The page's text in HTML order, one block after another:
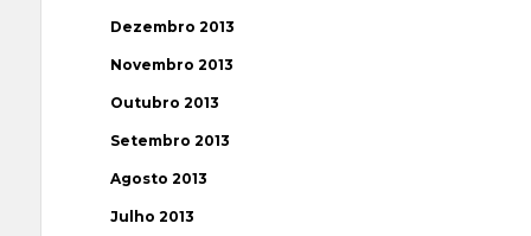
Dezembro 2013
Novembro 2013
Outubro 2013
Setembro 2013
Agosto 2013
Julho 2013